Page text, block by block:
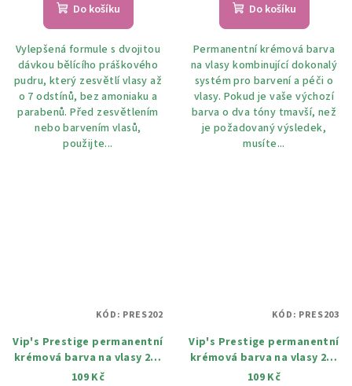
Do košíku
Vylepšená formule s dvojitou
dávkou bělícího práškového
pudru, který zesvětlí vlasy až
o 7 odstínů, bez amoniaku a
parabenů. Před zesvětlením
nebo barvením vlasů,
použijte...
Do košíku
Permanentní krémová barva
na vlasy kombinující dokonalý
systém pro barvení a péči o
vlasy. Pokud je vaše výchozí
barva o dva tóny tmavší, než
je požadovaný výsledek,
musíte...
Vip's Prestige permanentní
krémová barva na vlasy 202
Světlý blond ml
109 Kč
KÓD: PRES202
Vip's Prestige permanentní
krémová barva na vlasy 203
Bežový blond 115 ml
109 Kč
KÓD: PRES203